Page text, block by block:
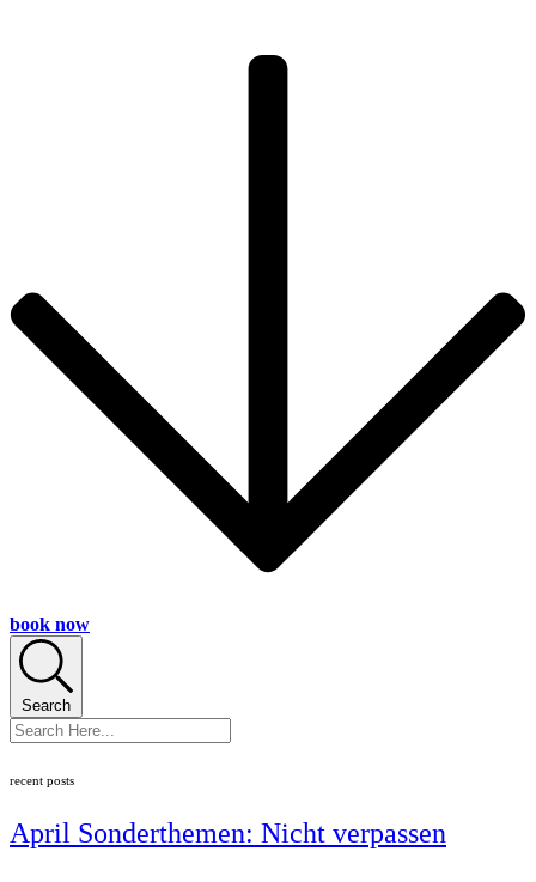
book now
Search
recent posts
April Sonderthemen: Nicht verpassen